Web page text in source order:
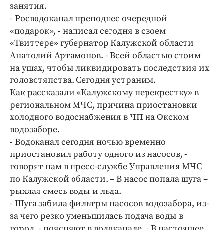
Праздники
Происшествия
Спорт
Экономика и бизнес
ПРОЕКТЫ
Блоги
Издания
Медиаперсона
Интересное чтиво
Клиника года
Бренд года
Работодатель года
занятия.
- Росводоканал преподнес очередной
«подарок», - написал сегодня в своем
«Твиттере» губернатор Калужской области
Анатолий Артамонов. - Всей областью стоим
на ушах, чтобы ликвидировать последствия их
головотяпства. Сегодня устраним.
Как рассказали «Калужскому перекрестку» в
региональном МЧС, причина приостановки
холодного водоснабжения в ЧП на Окском
водозаборе.
- Водоканал сегодня ночью временно
приостановил работу одного из насосов, -
говорят нам в пресс-службе Управления МЧС
по Калужской области. – В насос попала шуга –
рыхлая смесь воды и льда.
- Шуга забила фильтры насосов водозабора, из-
за чего резко уменьшилась подача воды в